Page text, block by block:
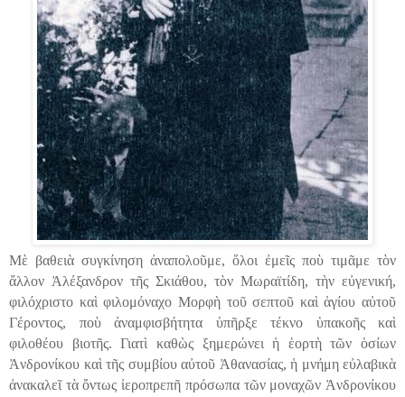
Μὲ βαθειὰ συγκίνηση ἀναπολοῦμε, ὅλοι ἐμεῖς ποὺ τιμᾶμε τὸν
ἄλλον Ἀλέξανδρον τῆς Σκιάθου, τὸν Μωραϊτίδη, τὴν εὐγενική,
φιλόχριστο καὶ φιλομόναχο Μορφὴ τοῦ σεπτοῦ καὶ ἁγίου αὐτοῦ
Γέροντος, ποὺ ἀναμφισβήτητα ὑπῆρξε τέκνο ὑπακοῆς καὶ
φιλοθέου βιοτῆς. Γιατὶ καθὼς ξημερώνει ἡ ἑορτὴ τῶν ὁσίων
Ἀνδρονίκου καὶ τῆς συμβίου αὐτοῦ Ἀθανασίας, ἡ μνήμη εὐλαβικὰ
ἀνακαλεῖ τὰ ὄντως ἱεροπρεπῆ πρόσωπα τῶν μοναχῶν Ἀνδρονίκου